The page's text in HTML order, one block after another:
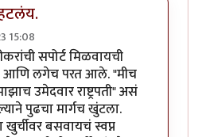
15:08
सपोर्ट मिळवायची
आणि लगेच परत आले. "मीच
उमेदवार राष्ट्रपती" असं
पुढचा मार्गच खुंटला.
बसवायचं स्वप्न